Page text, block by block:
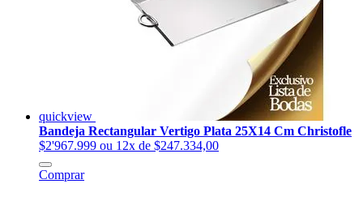
quickview
Bandeja Rectangular Vertigo Plata 25X14 Cm Christofle
$2'967.999 ou 12x de $247.334,00
Comprar